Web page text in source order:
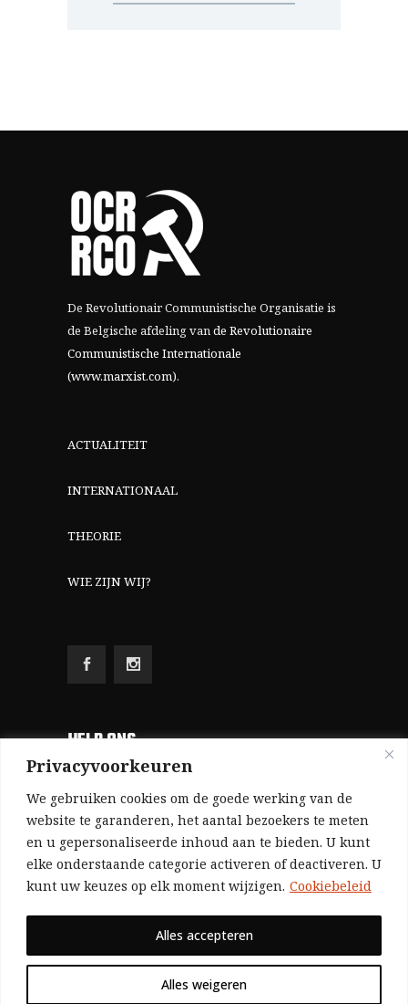
Privacyvoorkeuren
We gebruiken cookies om de goede werking van de
website te garanderen, het aantal bezoekers te meten
en u gepersonaliseerde inhoud aan te bieden. U kunt
elke onderstaande categorie activeren of deactiveren. U
kunt uw keuzes op elk moment wijzigen. Cookiebeleid
Alles weigeren
Alles accepteren
De Revolutionair Communistische Organisatie is
de Belgische afdeling vande Revolutionaire
Communistische Internationale
(www.marxist.com).
ACTUALITEIT
INTERNATIONAAL
THEORIE
WIE ZIJN WIJ?
HELP ONS
Aangezien we volledig zelf gefinancierd zijn
(zonder subsidies, zonder commerciële
advertenties en zonder rijke sponsors), zijn we
voor de publicatie van ons tijdschrift uitsluitend
afhankelijk van de financiële steun van onze
Bij voorbaat dank voor uw solidariteit.